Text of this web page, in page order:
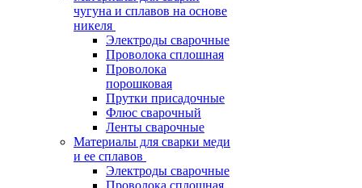
чугуна и сплавов на основе
никеля
Электроды сварочные
Проволока сплошная
Проволока
порошковая
Прутки присадочные
Флюс сварочный
Ленты сварочные
Материалы для сварки меди
и ее сплавов
Электроды сварочные
Проволока сплошная